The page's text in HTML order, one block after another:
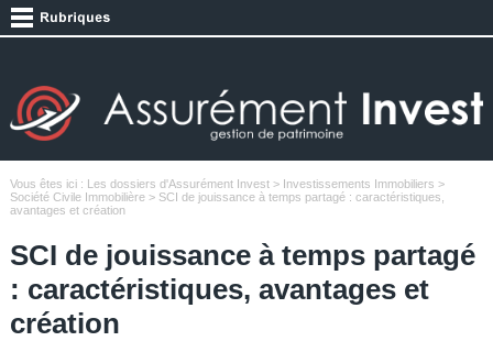
Vous êtes ici : Les dossiers d'Assurément Invest> Investissements Immobiliers >
Société Civile Immobilière> SCI de jouissance à temps partagé : caractéristiques,
avantages et création
SCI de jouissance à temps partagé
: caractéristiques, avantages et
création